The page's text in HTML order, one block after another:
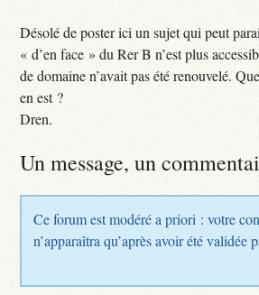
Désolé de poster ici un sujet qui peut
« d’en face » du Rer B n’est plus
de domaine n’avait pas été renouvelé.
en est ?
Dren.
Un message, un
Ce forum est modéré a priori : votre
n’apparaîtra qu’après avoir été validée